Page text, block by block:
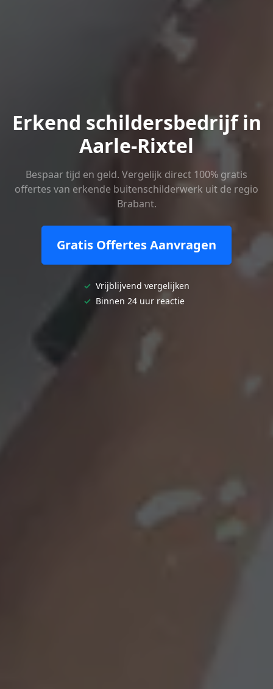
Erkend schildersbedrijf in
Aarle-Rixtel
Bespaar tijd en geld. Vergelijk direct 100% gratis
offertes van erkende buitenschilderwerk uit de regio
Brabant.
Gratis Offertes Aanvragen
✓ Vrijblijvend vergelijken
✓ Binnen 24 uur reactie